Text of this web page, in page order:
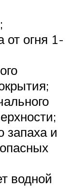
огня 1-
запаха и
водной